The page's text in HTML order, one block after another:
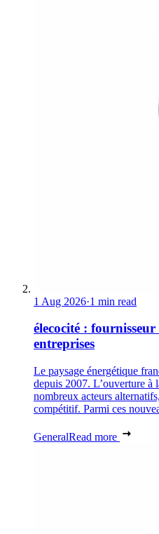
1 Aug 2026·1 min read
élecocité :
entreprises
Le paysage énergétique
depuis 2007. L’ouverture à
nombreux acteurs
compétitif. Parmi ces
GeneralRead more